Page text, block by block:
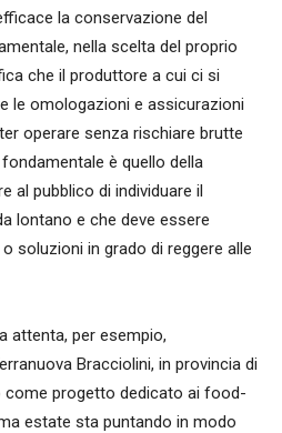
la conservazione del
nella scelta del proprio
che il produttore a cui ci si
le omologazioni e assicurazioni
operare senza rischiare brutte
è quello della
al pubblico di individuare il
lontano e che deve essere
soluzioni in grado di reggere alle
attenta, per esempio,
Bracciolini, in provincia di
come progetto dedicato ai food-
estate sta puntando in modo